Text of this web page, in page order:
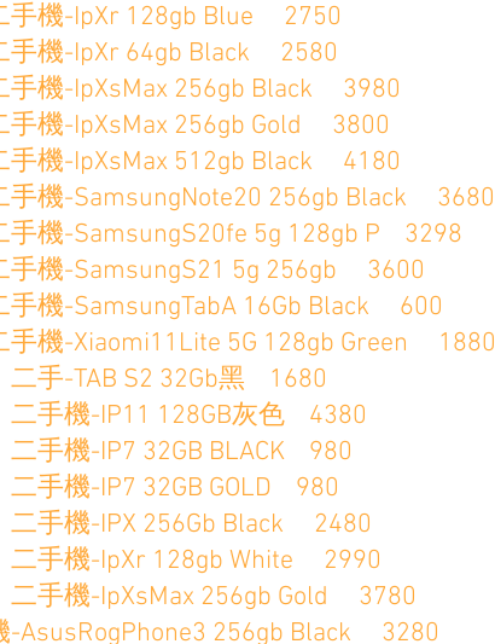
機-IpXr 128gb Blue 2750
機-IpXr 64gb Black 2580
機-IpXsMax 256gb Black 3980
機-IpXsMax 256gb Gold 3800
機-IpXsMax 512gb Black 4180
機-SamsungNote20 256gb Black 3680
機-SamsungS20fe 5g 128gb P 3298
機-SamsungS21 5g 256gb 3600
機-SamsungTabA 16Gb Black 600
機-Xiaomi11Lite 5G 128gb Green 1880
手-TAB S2 32Gb黑 1680
手機-IP11 128GB灰色 4380
手機-IP7 32GB BLACK 980
手機-IP7 32GB GOLD 980
手機-IPX 256Gb Black 2480
手機-IpXr 128gb White 2990
手機-IpXsMax 256gb Gold 3780
256gb Black 3280